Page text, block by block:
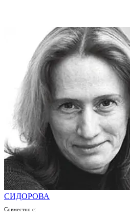
СИДОРОВА
Совместно с: